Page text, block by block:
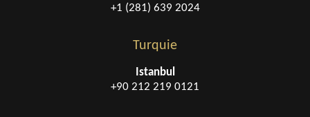
+1 (281) 639 2024
Turquie
Istanbul
+90 212 219 0121